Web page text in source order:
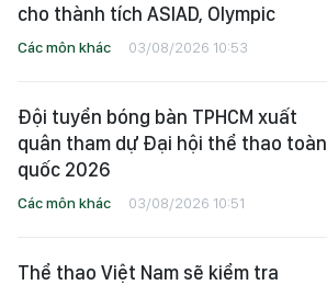
cho thành tích ASIAD, Olympic
Các môn khác 03/08/2026 10:53
Đội tuyển bóng bàn TPHCM xuất
quân tham dự Đại hội thể thao toàn
quốc 2026
Các môn khác 03/08/2026 10:51
Thể thao Việt Nam sẽ kiểm tra